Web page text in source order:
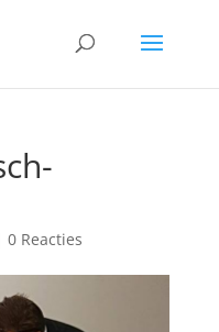
0 Reacties